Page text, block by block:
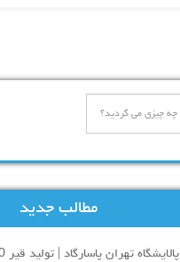
مطالب جدید
پالایشگاه تهران پاسارگاد | تولید قیر 60 70